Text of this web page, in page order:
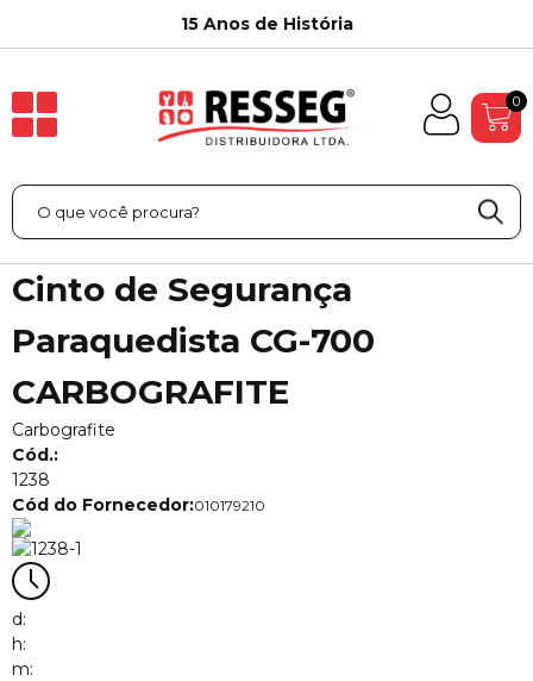
15 Anos de História
0
Cinto de Segurança
Paraquedista CG-700
CARBOGRAFITE
Carbografite
Cód.:
1238
Cód do Fornecedor:010179210
d:
h:
m: